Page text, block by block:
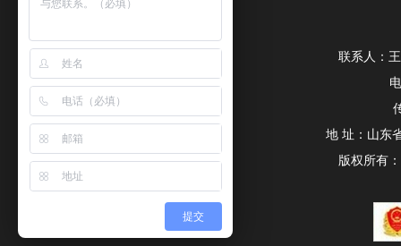
联系人：
地 址：山东
版权所有
提交